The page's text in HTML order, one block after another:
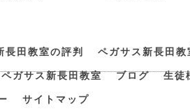
長田教室の評判 ペガサス新長田教
ペガサス新長田教室 ブログ 生徒
サイトマップ